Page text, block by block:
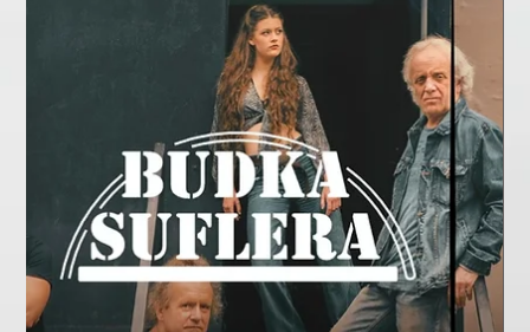
planach. Poznaj kulisy kariery wokalisty, który łączy klasykę z muzyką
rozrywkową i inspiruje publiczność na całym świecie.